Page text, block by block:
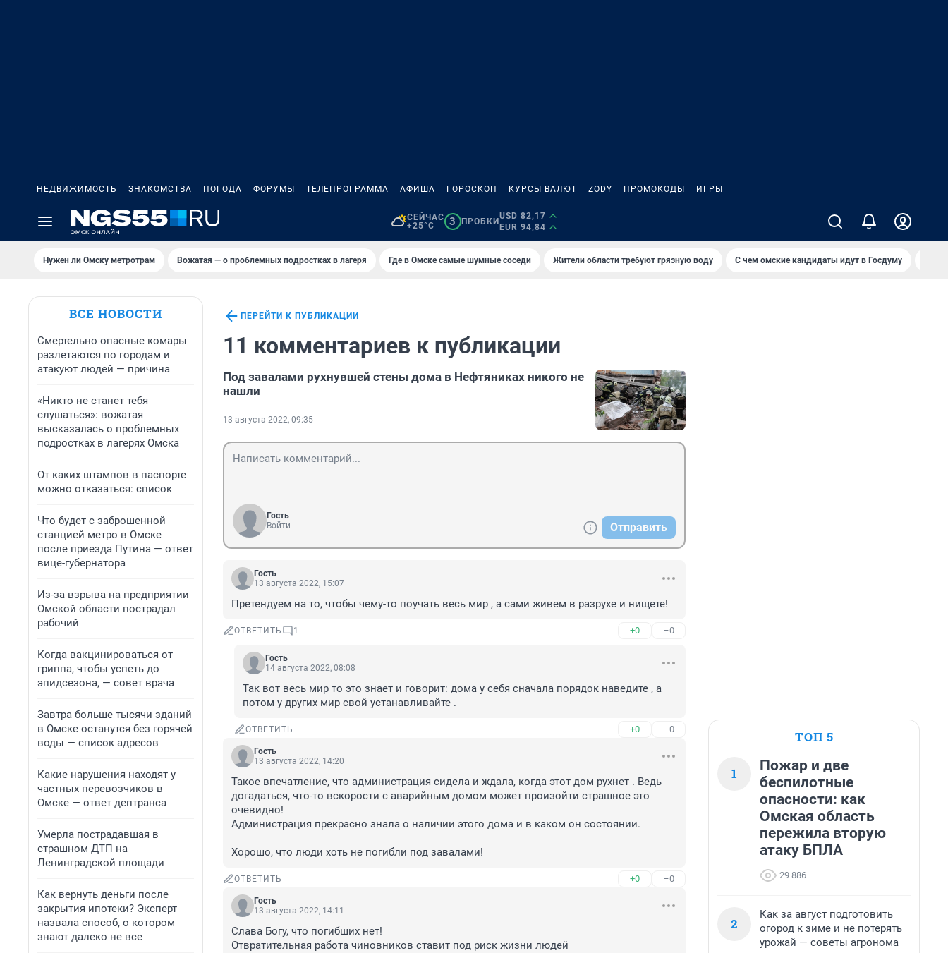
НЕДВИЖИМОСТЬ ЗНАКОМСТВА ПОГОДА ФОРУМЫ ТЕЛЕПРОГРАММА АФИША ГОРОСКОП КУРСЫ ВАЛЮТ ZODY ПРОМОКОДЫ ИГРЫ
СЕЙЧАС
+25°C
3 ПРОБКИ
USD 82,17
EUR 94,84
Нужен ли Омску метротрам Вожатая — о проблемных подростках в лагеря Где в Омске самые шумные соседи Жители области требуют грязную воду С чем омские кандидаты идут в Госдуму
ВСЕ НОВОСТИ
Смертельно опасные комары
разлетаются по городам и
атакуют людей — причина
«Никто не станет тебя
слушаться»: вожатая
высказалась о проблемных
подростках в лагерях Омска
От каких штампов в паспорте
можно отказаться: список
Что будет с заброшенной
станцией метро в Омске
после приезда Путина — ответ
вице-губернатора
Из-за взрыва на предприятии
Омской области пострадал
рабочий
Когда вакцинироваться от
гриппа, чтобы успеть до
эпидсезона, — совет врача
Завтра больше тысячи зданий
в Омске останутся без горячей
воды — список адресов
Какие нарушения находят у
частных перевозчиков в
Омске — ответ дептранса
Умерла пострадавшая в
страшном ДТП на
Ленинградской площади
Как вернуть деньги после
закрытия ипотеки? Эксперт
назвала способ, о котором
знают далеко не все
ПЕРЕЙТИ К ПУБЛИКАЦИИ
11 комментариев к публикации
Под завалами рухнувшей стены дома в Нефтяниках никого не
нашли
13 августа 2022, 09:35
Гость
Войти
Отправить
Гость
13 августа 2022, 15:07
Претендуем на то, чтобы чему-то поучать весь мир , а сами живем в разрухе и нищете!
ОТВЕТИТЬ 1 +0 –0
Гость
14 августа 2022, 08:08
Так вот весь мир то это знает и говорит: дома у себя сначала порядок наведите , а
потом у других мир свой устанавливайте .
ОТВЕТИТЬ +0 –0
Гость
13 августа 2022, 14:20
Такое впечатление, что администрация сидела и ждала, когда этот дом рухнет . Ведь
догадаться, что-то вскорости с аварийным домом может произойти страшное это
очевидно!
Администрация прекрасно знала о наличии этого дома и в каком он состоянии.
Хорошо, что люди хоть не погибли под завалами!
ОТВЕТИТЬ +0 –0
Гость
13 августа 2022, 14:11
Слава Богу, что погибших нет!
Отвратительная работа чиновников ставит под риск жизни людей
ТОП 5
1
Пожар и две
беспилотные
опасности: как
Омская область
пережила вторую
атаку БПЛА
29 886
2
Как за август подготовить
огород к зиме и не потерять
урожай — советы агронома